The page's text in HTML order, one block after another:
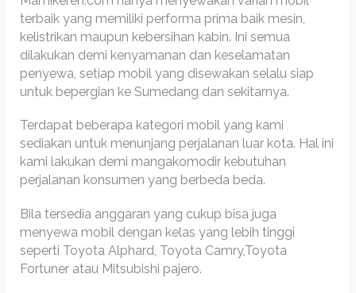
terbaik yang memiliki performa prima baik mesin,
kelistrikan maupun kebersihan kabin. Ini semua
dilakukan demi kenyamanan dan keselamatan
penyewa, setiap mobil yang disewakan selalu siap
untuk bepergian ke Sumedang dan sekitarnya.
Terdapat beberapa kategori mobil yang kami
sediakan untuk menunjang perjalanan luar kota. Hal ini
kami lakukan demi mangakomodir kebutuhan
perjalanan konsumen yang berbeda beda.
Bila tersedia anggaran yang cukup bisa juga
menyewa mobil dengan kelas yang lebih tinggi
seperti Toyota Alphard, Toyota Camry,Toyota
Fortuner atau Mitsubishi pajero.